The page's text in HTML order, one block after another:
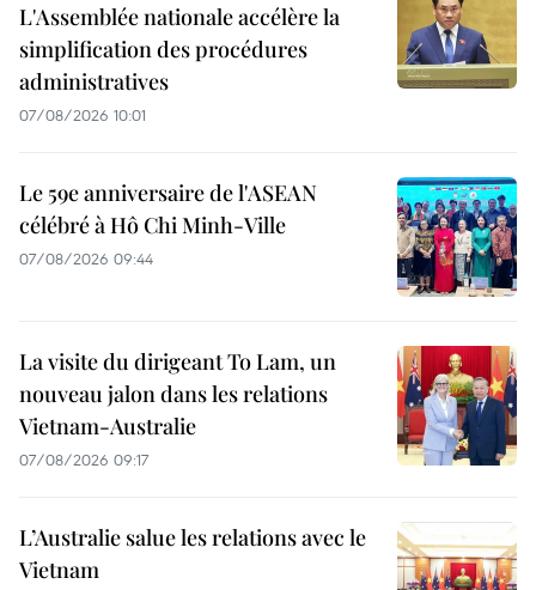
L'Assemblée nationale accélère la
simplification des procédures
administratives
07/08/2026 10:01
Le 59e anniversaire de l'ASEAN
célébré à Hô Chi Minh-Ville
07/08/2026 09:44
La visite du dirigeant To Lam, un
nouveau jalon dans les relations
Vietnam-Australie
07/08/2026 09:17
L’Australie salue les relations avec le
Vietnam